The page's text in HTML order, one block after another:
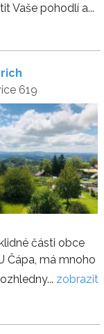
Vaše pohodlí a...
619
části obce
Čápa, má mnoho
zobrazit